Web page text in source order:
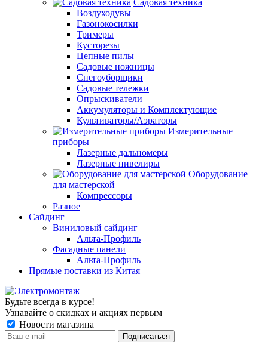
Садовая техника
Воздуходувы
Газонокосилки
Тримеры
Кусторезы
Цепные пилы
Садовые ножницы
Снегоуборщики
Садовые тележки
Опрыскиватели
Аккумуляторы и Комплектующие
Культиваторы/Аэраторы
Измерительные
приборы
Лазерные дальномеры
Лазерные нивелиры
Оборудование
для мастерской
Компрессоры
Разное
Сайдинг
Виниловый сайдинг
Альта-Профиль
Фасадные панели
Альта-Профиль
Прямые поставки из Китая
Будьте всегда в курсе!
Узнавайте о скидках и акциях первым
Новости магазина